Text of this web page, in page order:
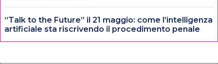
“Talk to the Future” il 21 maggio: come l’intelligenza
artificiale sta riscrivendo il procedimento penale